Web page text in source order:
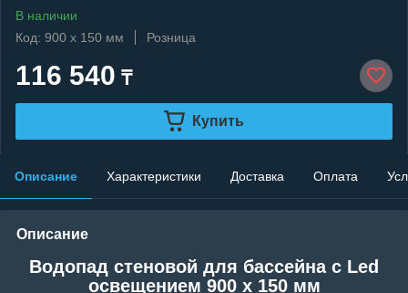
В наличии
Код: 900 x 150 мм
Розница
116 540 ₸
Купить
Описание Характеристики Доставка Оплата
Описание
Водопад стеновой для бассейна с Led
освещением 900 x 150 мм